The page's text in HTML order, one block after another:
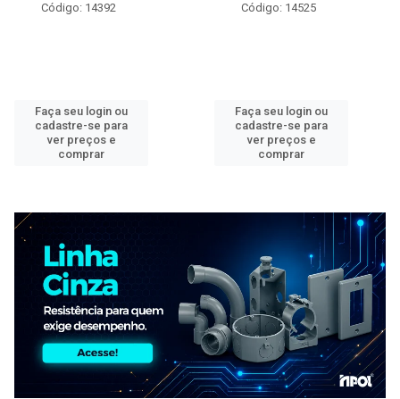
Código: 14392
Faça seu login ou
cadastre-se para
ver preços e
comprar
Código: 14525
Faça seu login ou
cadastre-se para
ver preços e
comprar